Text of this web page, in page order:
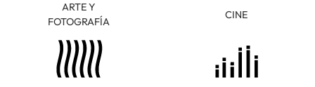
ARTE Y
FOTOGRAFÍA
CINE